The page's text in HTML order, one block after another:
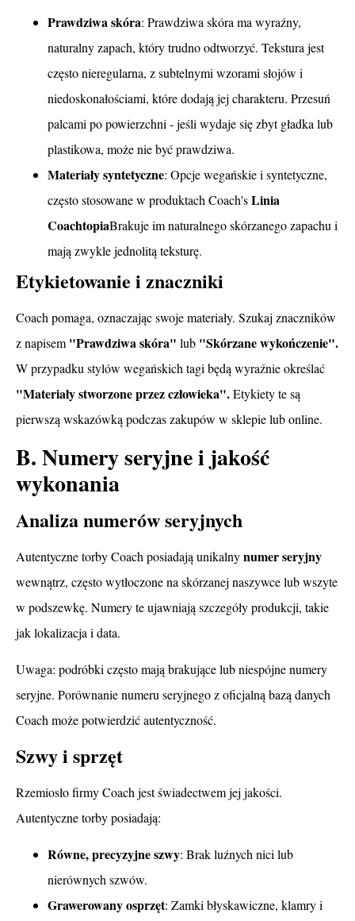
Prawdziwa skóra: Prawdziwa skóra ma wyraźny,
naturalny zapach, który trudno odtworzyć. Tekstura jest
często nieregularna, z subtelnymi wzorami słojów i
niedoskonałościami, które dodają jej charakteru. Przesuń
palcami po powierzchni - jeśli wydaje się zbyt gładka lub
plastikowa, może nie być prawdziwa.
Materiały syntetyczne: Opcje wegańskie i syntetyczne,
często stosowane w produktach Coach'sLinia
CoachtopiaBrakuje im naturalnego skórzanego zapachu i
mają zwykle jednolitą teksturę.
Etykietowanie i znaczniki
Coach pomaga, oznaczając swoje materiały. Szukaj znaczników
z napisem"Prawdziwa skóra" lub "Skórzane wykończenie".
W przypadku stylów wegańskich tagi będą wyraźnie określać
"Materiały stworzone przez człowieka".Etykiety te są
pierwszą wskazówką podczas zakupów w sklepie lub online.
B. Numery seryjne i jakość
wykonania
Analiza numerów seryjnych
Autentyczne torby Coach posiadają unikalnynumer seryjny
wewnątrz, często wytłoczone na skórzanej naszywce lub wszyte
w podszewkę. Numery te ujawniają szczegóły produkcji, takie
jak lokalizacja i data.
Uwaga: podróbki często mają brakujące lub niespójne numery
seryjne. Porównanie numeru seryjnego z oficjalną bazą danych
Coach może potwierdzić autentyczność.
Szwy i sprzęt
Rzemiosło firmy Coach jest świadectwem jej jakości.
Autentyczne torby posiadają:
Równe, precyzyjne szwy: Brak luźnych nici lub
nierównych szwów.
Grawerowany osprzęt: Zamki błyskawiczne, klamry i